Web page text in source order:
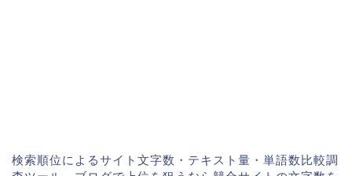
検索順位によるサイト文字数・テキスト量・単語数比較調